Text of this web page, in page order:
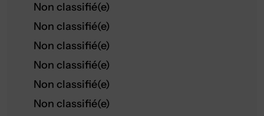
Non classifié(e)
Non classifié(e)
Non classifié(e)
Non classifié(e)
Non classifié(e)
Non classifié(e)